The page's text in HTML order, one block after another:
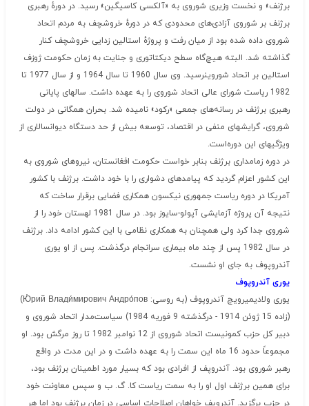
برژنف» و نخست وزیری شوروی به «آلکسی کاسیگین» رسید. در دورهٔ رهبری
برژنف بر شوروی آزادی‌های محدودی که در دورهٔ خروشچف به مردم اتحاد
شوروی داده شده بود از میان رفت و پروژهٔ استالین زدایی خروشچف کنار
گذاشته شد. البته هیچ‌گاه سطح دیکتاتوری و جنایت به زمان حکومت ژوزف
استالین بر اتحاد شوروینرسید. وی سال 1960 تا سال 1964 و از سال 1977 تا
1982 ریاست شورای عالی اتحاد شوروی را به عهده داشت. سالهای پایانی
رهبری برژنف در رسانه‌های جمعی «رکود» نامیده شد. بحران همگانی در دولت
شوروی، گرایشهای منفی در اقتصاد، توسعه بیش از حد دستگاه دیوانسالاری از
ویژگیهای این دوره‌است.
در دوره زمامداری برژنف بنابر خواست حکومت افغانستان، نیروهای شوروی به
این کشور اعزام گردید که پیامدهای دشواری را با خود داشت. برژنف با کشور
آمریکا در دوره ریاست جمهوری نیکسون همکاری فضایی برقرار ساخت که
نتیجه آن پروژه آزمایشی آپولو-سایوز بود. در سال 1981 لهستان خود را از
شوروی جدا کرد ولی همچنان به همکاری نظامی با این کشور ادامه داد. برژنف
در سال 1982 پس از چند ماه بیماری سرانجام درگذشت. پس از او یوری
آندروپوف به جای او نشست.
یوری آندروپوف
یوری ولادیمیرویچ آندروپوف (به روسی: Ю́рий Влади́мирович Андро́пов
)
(زاده 15 ژوئن 1914 - درگذشته 9 فوریه 1984) سیاست‌مدار اتحاد شوروی و
دبیر کل حزب کمونیست اتحاد شوروی از 12 نوامبر 1982 تا روز مرگش بود. او
مجموعاً حدود 16 ماه این سمت را به عهده داشت و در این مدت در واقع
رهبر شوروی بود. آندروپف از افرادی بود که بسیار مورد اطمینان برژنف بود،
برای همین برژنف اول او را به سمت ریاست کا. گ. ب و سپس معاونت خود
در حزب برگزید. آندروپف خواهان اصلاحات اساسی در زمان برژنف بود اما هر